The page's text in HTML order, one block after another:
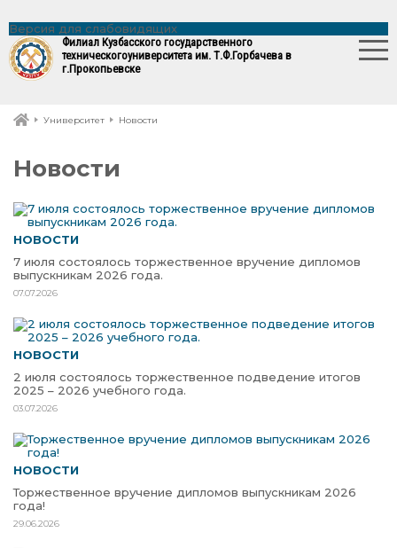
Версия для слабовидящих
Филиал Кузбасского государственного
техническогоуниверситета им. Т.Ф.Горбачева в
г.Прокопьевске
Университет Новости
Новости
НОВОСТИ
7 июля состоялось торжественное вручение дипломов
выпускникам 2026 года.
07.07.2026
НОВОСТИ
2 июля состоялось торжественное подведение итогов
2025 – 2026 учебного года.
03.07.2026
НОВОСТИ
Торжественное вручение дипломов выпускникам 2026
года!
29.06.2026